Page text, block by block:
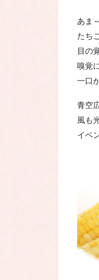
あま
たち
目の
嗅覚
一口
青空
風も
イベ